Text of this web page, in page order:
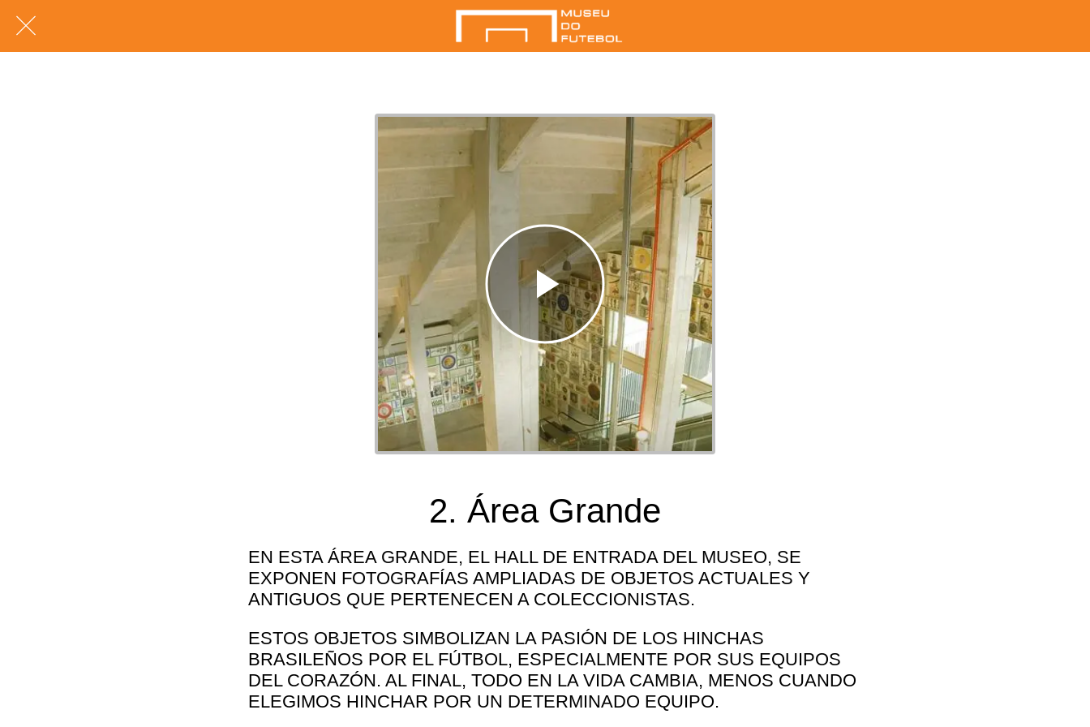
2. Área Grande
EN ESTA ÁREA GRANDE, EL HALL DE ENTRADA DEL MUSEO, SE
EXPONEN FOTOGRAFÍAS AMPLIADAS DE OBJETOS ACTUALES Y
ANTIGUOS QUE PERTENECEN A COLECCIONISTAS.
ESTOS OBJETOS SIMBOLIZAN LA PASIÓN DE LOS HINCHAS
BRASILEÑOS POR EL FÚTBOL, ESPECIALMENTE POR SUS EQUIPOS
DEL CORAZÓN. AL FINAL, TODO EN LA VIDA CAMBIA, MENOS CUANDO
ELEGIMOS HINCHAR POR UN DETERMINADO EQUIPO.